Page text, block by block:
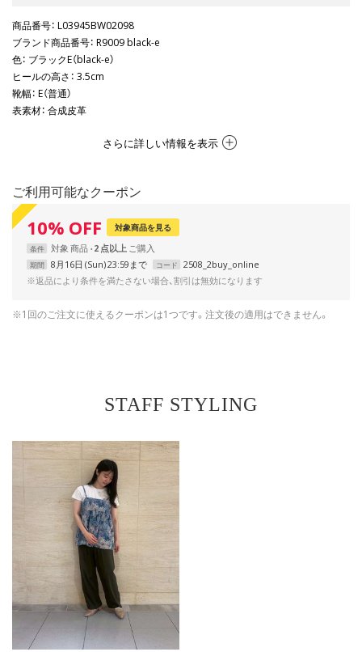
商品番号： L03945BW02098
ブランド商品番号： R9009 black-e
色： ブラックE（black-e）
ヒールの高さ ： 3.5cm
靴幅： E（普通）
表素材： 合成皮革
さらに詳しい情報を表示
ご利用可能なクーポン
10% OFF 対象商品を見る
条件 対象商品 2 点以上
期間 8月16日 (Sun) 23:59まで コード
2508_2buy_online
※返品により条件を満たさない場合、割引は無効になります
※1回のご注文に使えるクーポンは1つです。注文後の適用はできません。
STAFF STYLING